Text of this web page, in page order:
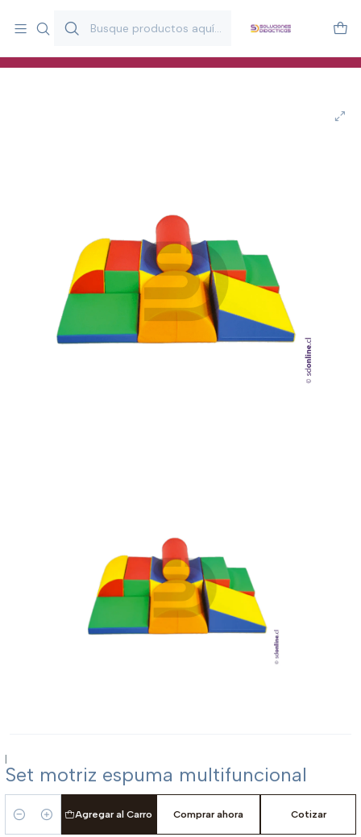
y estimulación infantil en Chile.
Especialistas en recursos educativos para aulas, terapeutas y
|
Set motriz espuma multifuncional
Cantidad
Agregar al Carro Comprar ahora Cotizar